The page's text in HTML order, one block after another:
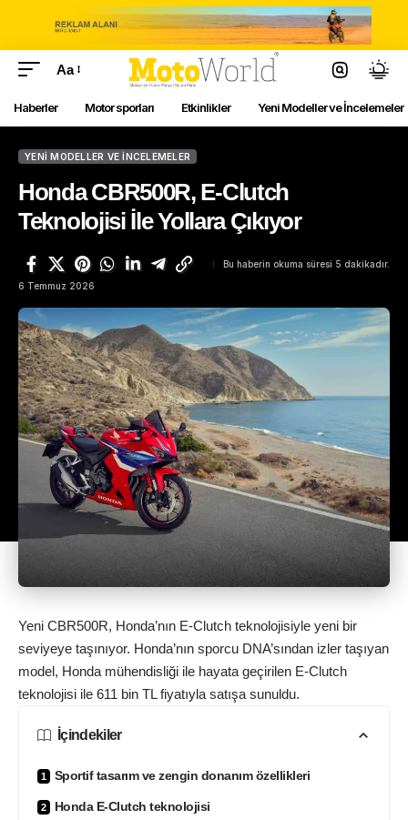
Aa
Haberler Motor sporları Etkinlikler Yeni Modeller ve İncelemeler
YENI MODELLER VE İNCELEMELER
Honda CBR500R, E-Clutch
Teknolojisi İle Yollara Çıkıyor
6 Temmuz 2026
Bu haberin okuma süresi 5 dakikadır.
Yeni CBR500R, Honda’nın E-Clutch teknolojisiyle yeni bir
seviyeye taşınıyor. Honda’nın sporcu DNA’sından izler taşıyan
model, Honda mühendisliği ile hayata geçirilen E-Clutch
teknolojisi ile 611 bin TL fiyatıyla satışa sunuldu.
İçindekiler
Sportif tasarım ve zengin donanım özellikleri
Honda E-Clutch teknolojisi